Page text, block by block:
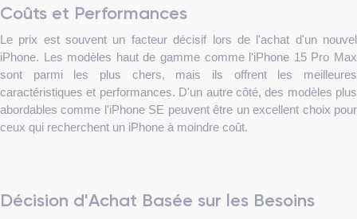
Coûts et Performances
Le prix est souvent un facteur décisif lors de l'achat d'un nouvel
iPhone. Les modèles haut de gamme comme l'iPhone 15 Pro Max
sont parmi les plus chers, mais ils offrent les meilleures
caractéristiques et performances. D'un autre côté, des modèles plus
abordables comme l'iPhone SE peuvent être un excellent choix pour
ceux qui recherchent un iPhone à moindre coût.
Décision d'Achat Basée sur les Besoins